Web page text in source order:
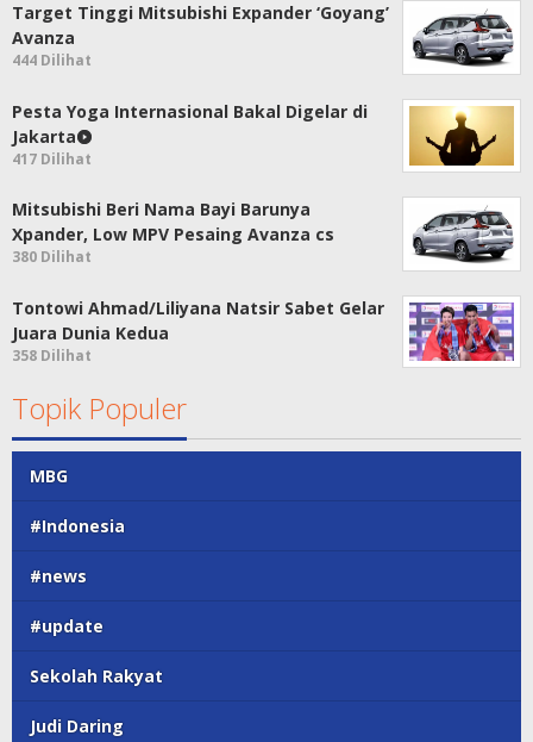
Target Tinggi Mitsubishi Expander ‘Goyang’
Avanza
444 Dilihat
Pesta Yoga Internasional Bakal Digelar di
Jakarta
417 Dilihat
Mitsubishi Beri Nama Bayi Barunya
Xpander, Low MPV Pesaing Avanza cs
380 Dilihat
Tontowi Ahmad/Liliyana Natsir Sabet Gelar
Juara Dunia Kedua
358 Dilihat
Topik Populer
MBG
#Indonesia
#news
#update
Sekolah Rakyat
Judi Daring